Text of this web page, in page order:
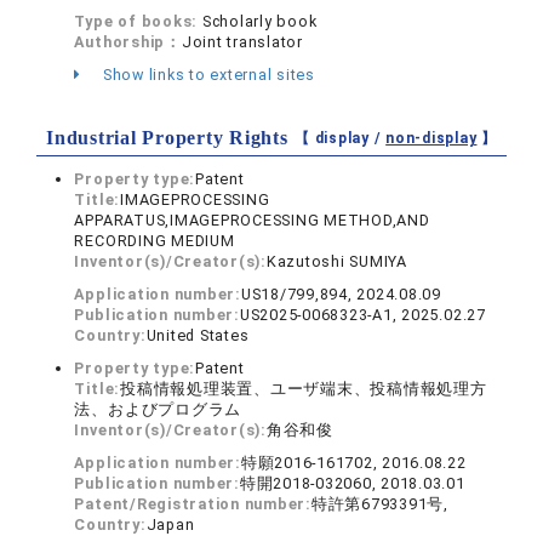
Type of books: Scholarly book
Authorship： Joint translator
Show links to external sites
Industrial Property Rights 【 display / non-display】
Property type:Patent
Title:IMAGEPROCESSING
APPARATUS,IMAGEPROCESSING METHOD,AND
RECORDING MEDIUM
Inventor(s)/Creator(s):Kazutoshi SUMIYA
Application number:US18/799,894, 2024.08.09
Publication number:US2025-0068323-A1, 2025.02.27
Country:United States
Property type:Patent
Title:投稿情報処理装置、ユーザ端末、投稿情報処理方
法、およびプログラム
Inventor(s)/Creator(s):角谷和俊
Application number:特願2016-161702, 2016.08.22
Publication number:特開2018-032060, 2018.03.01
Patent/Registration number:特許第6793391号,
Country: Japan